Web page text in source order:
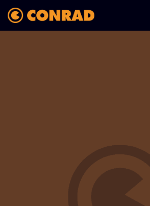
DE VIDA
HQ-REPORTAGEM DE
RAPHA PINHEIRO CHEGA
NA CONRAD